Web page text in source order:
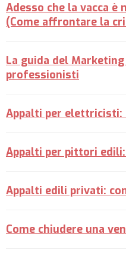
Adesso che la vacca è
(Come affrontare la
La guida del
professionisti
Appalti per
Appalti per pittori
Appalti edili privati:
Come chiudere una